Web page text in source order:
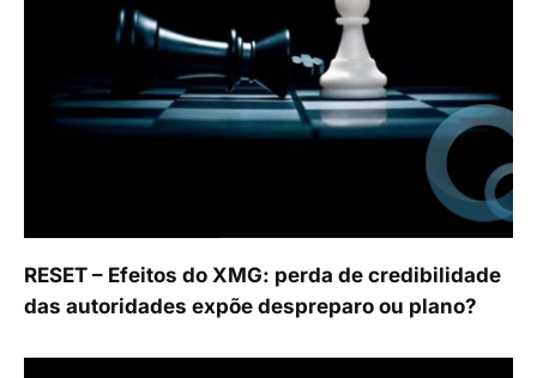
RESET – Efeitos do XMG: perda de credibilidade
das autoridades expõe despreparo ou plano?